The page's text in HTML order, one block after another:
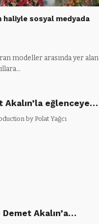
haliyle sosyal medyada
modeller arasında yer alan
Akalın’la eğlenceye…
by Polat Yağcı
Demet Akalın’a…